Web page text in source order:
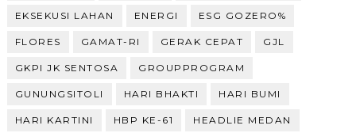
EKSEKUSI LAHAN ENERGI ESG GOZERO%
FLORES GAMAT-RI GERAK CEPAT GJL
GKPI JK SENTOSA GROUPPROGRAM
GUNUNGSITOLI HARI BHAKTI HARI BUMI
HARI KARTINI HBP KE-61 HEADLIE MEDAN